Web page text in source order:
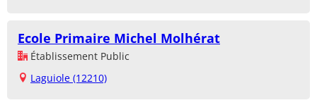
Ecole Primaire Michel Molhérat
Établissement Public
Laguiole (12210)